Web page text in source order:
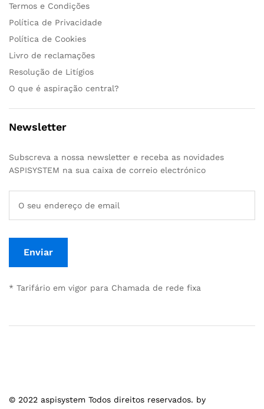
Termos e Condições
Política de Privacidade
Política de Cookies
Livro de reclamações
Resolução de Litígios
O que é aspiração central?
Newsletter
Subscreva a nossa newsletter e receba as novidades
ASPISYSTEM na sua caixa de correio electrónico
* Tarifário em vigor para Chamada de rede fixa
© 2022 aspisystem Todos direitos reservados. by